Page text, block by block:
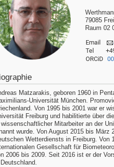
79085
Raum 02
Email
Tel
ORCiD
Matzarakis, geboren 1960 in
Universität München.
Von 1995 bis 2001 war er
Freiburg und habilitierte über
Mitarbeiter an der
wurde. Von August 2015 bis
Wetterdiensts in Freiburg. Von
Gesellschaft für
2006 bis 2009. Seit 2016 ist er der